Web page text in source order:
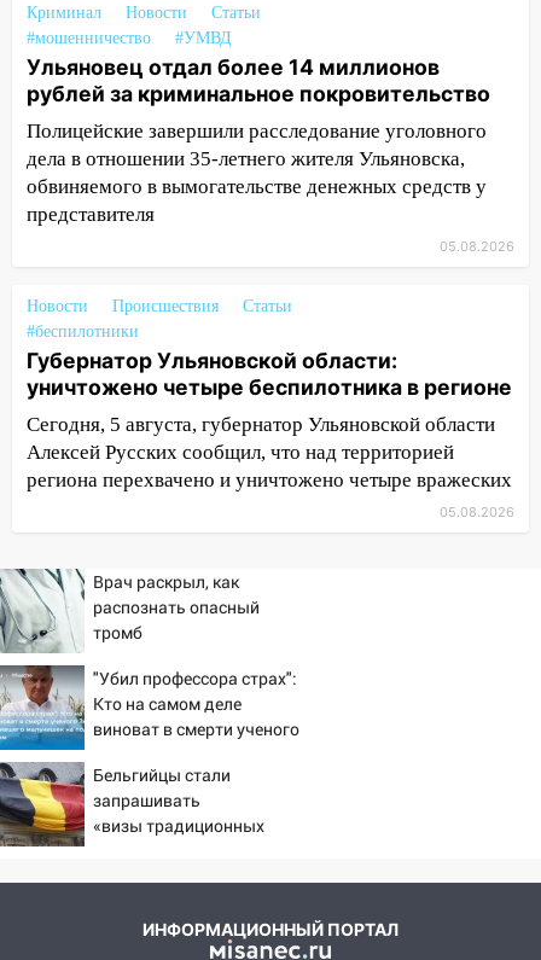
кровь: День донора пройдёт 6 августа
20:17 Ульяновская область девятую
неделю подряд удерживает самые
низкие цены на подсолнечное масло
19:33 Коровы-рекордсменки: в
Ульяновской области выросли надои
молока
В Ульяновской области до конца
17:27 В Ульяновской области 114 детей-
сирот получили жильё с начала года
16:43 Дорожный сезон перевалил за
экватор: в Ульяновской области
обновили половину региональных трасс
16:31 В Ульяновской области
16:30
Прогноз погоды в Ульяновской
области на 5 августа
16:20
В Сурском районе сёла оказались
не защищены от лесных пожаров
16:12
Пуля пробила окно квартиры на
16-м этаже в Ульяновске
16:10
Прокуратура потребовала
усилить борьбу со свалками в
Симбирской епархии
Криминал Новости
Статьи
#мошенничество
#УМВД
Ульяновец отдал более 14 миллионов
рублей за криминальное покровительство
Полицейские завершили расследование уголовного
дела в отношении 35-летнего жителя Ульяновска,
обвиняемого в вымогательстве денежных средств у
представителя
05.08.2026
Новости Происшествия
Статьи
#беспилотники
Губернатор Ульяновской области:
уничтожено четыре беспилотника в регионе
Сегодня, 5 августа, губернатор Ульяновской области
Алексей Русских сообщил, что над территорией
региона перехвачено и уничтожено четыре вражеских
05.08.2026
Врач раскрыл, как
распознать опасный
тромб
"Убил профессора страх":
Кто на самом деле
виноват в смерти ученого
мальчишек на поле с
горохом
Бельгийцы стали
запрашивать
«визы традиционных
ИНФОРМАЦИОННЫЙ ПОРТАЛ